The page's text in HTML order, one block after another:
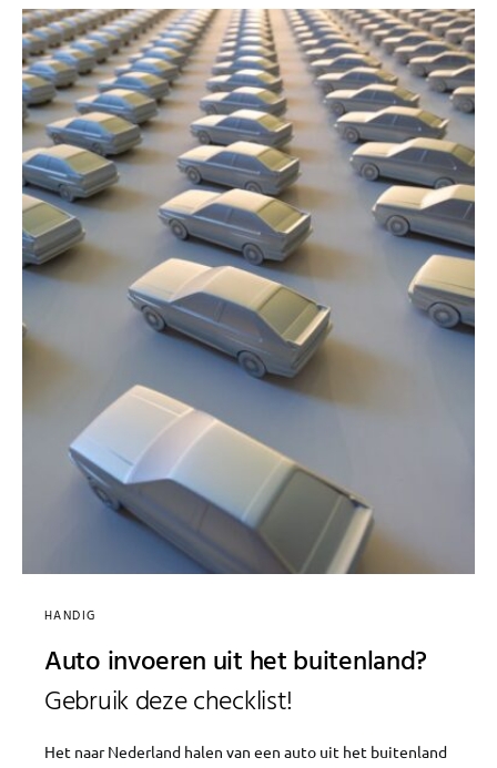
HANDIG
Auto invoeren uit het buitenland?
Gebruik deze checklist!
Het naar Nederland halen van een auto uit het buitenland